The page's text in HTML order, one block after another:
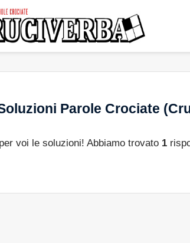
Parole Crociate
voi le soluzioni! Abbiamo trovato 1